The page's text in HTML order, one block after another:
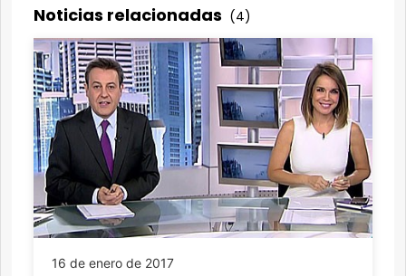
Noticias relacionadas (4)
16 de enero de 2017